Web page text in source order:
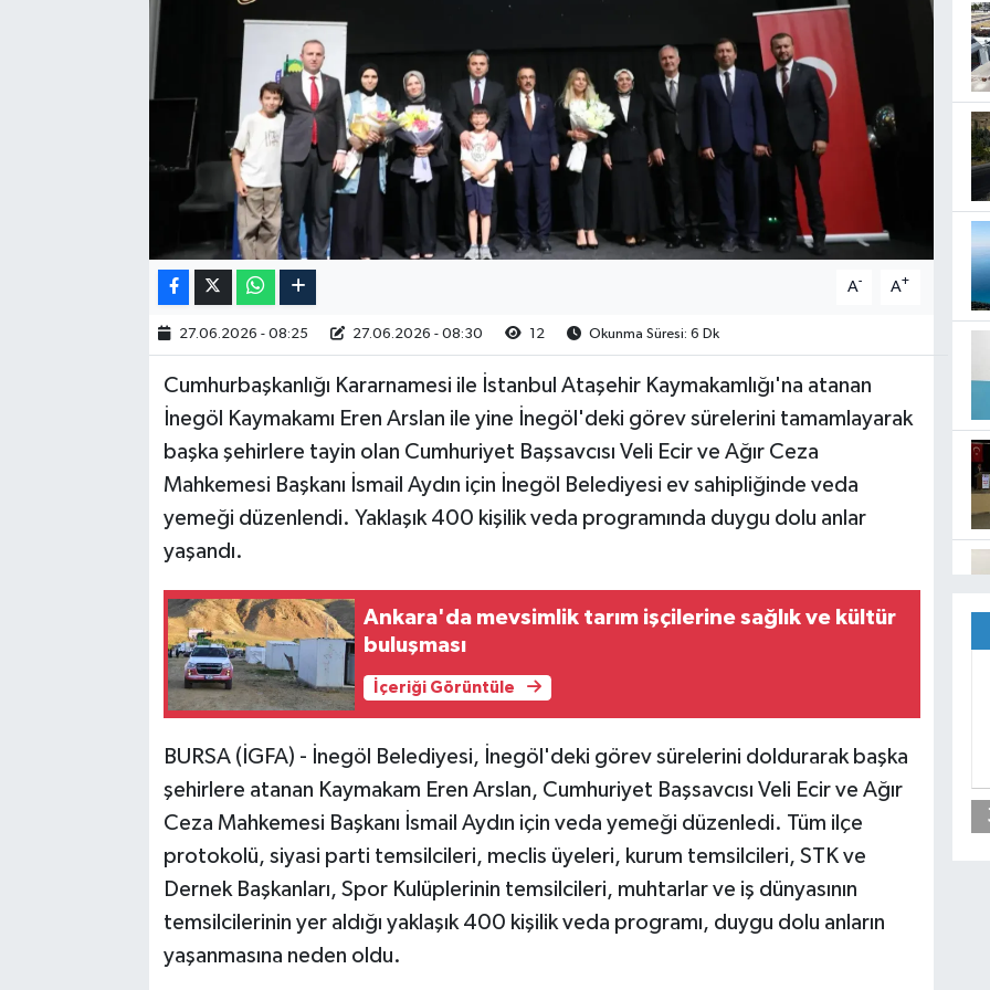
A- A+
27.06.2026 - 08:25 27.06.2026 - 08:30 12 Okunma Süresi: 6 Dk
Cumhurbaşkanlığı Kararnamesi ile İstanbul Ataşehir Kaymakamlığı'na atanan
İnegöl Kaymakamı Eren Arslan ile yine İnegöl'deki görev sürelerini tamamlayarak
başka şehirlere tayin olan Cumhuriyet Başsavcısı Veli Ecir ve Ağır Ceza
Mahkemesi Başkanı İsmail Aydın için İnegöl Belediyesi ev sahipliğinde veda
yemeği düzenlendi. Yaklaşık 400 kişilik veda programında duygu dolu anlar
yaşandı.
Ankara'da mevsimlik tarım işçilerine sağlık ve kültür
buluşması
İçeriği Görüntüle
BURSA (İGFA) - İnegöl Belediyesi, İnegöl'deki görev sürelerini doldurarak başka
şehirlere atanan Kaymakam Eren Arslan, Cumhuriyet Başsavcısı Veli Ecir ve Ağır
Ceza Mahkemesi Başkanı İsmail Aydın için veda yemeği düzenledi. Tüm ilçe
protokolü, siyasi parti temsilcileri, meclis üyeleri, kurum temsilcileri, STK ve
Dernek Başkanları, Spor Kulüplerinin temsilcileri, muhtarlar ve iş dünyasının
temsilcilerinin yer aldığı yaklaşık 400 kişilik veda programı, duygu dolu anların
yaşanmasına neden oldu.
RESMİ İLAN